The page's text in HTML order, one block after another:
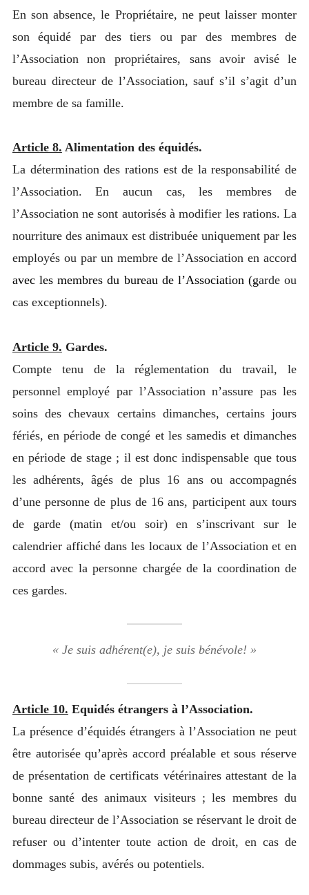
En son absence, le Propriétaire, ne peut laisser monter
son équidé par des tiers ou par des membres de
l’Association non propriétaires, sans avoir avisé le
bureau directeur de l’Association, sauf s’il s’agit d’un
membre de sa famille.
Article 8. Alimentation des équidés.
La détermination des rations est de la responsabilité de
l’Association. En aucun cas, les membres de
l’Association ne sont autorisés à modifier les rations. La
nourriture des animaux est distribuée uniquement par les
employés ou par un membre de l’Association en accord
avec les membres du bureau de l’Association (garde ou
cas exceptionnels).
Article 9. Gardes.
Compte tenu de la réglementation du travail, le
personnel employé par l’Association n’assure pas les
soins des chevaux certains dimanches, certains jours
fériés, en période de congé et les samedis et dimanches
en période de stage ; il est donc indispensable que tous
les adhérents, âgés de plus 16 ans ou accompagnés
d’une personne de plus de 16 ans, participent aux tours
de garde (matin et/ou soir) en s’inscrivant sur le
calendrier affiché dans les locaux de l’Association et en
accord avec la personne chargée de la coordination de
ces gardes.
« Je suis adhérent(e), je suis bénévole! »
Article 10. Equidés étrangers à l’Association.
La présence d’équidés étrangers à l’Association ne peut
être autorisée qu’après accord préalable et sous réserve
de présentation de certificats vétérinaires attestant de la
bonne santé des animaux visiteurs ; les membres du
bureau directeur de l’Association se réservant le droit de
refuser ou d’intenter toute action de droit, en cas de
dommages subis, avérés ou potentiels.